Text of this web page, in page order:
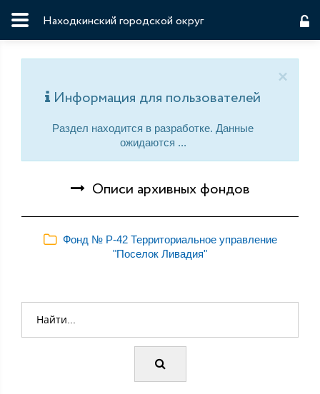
Находкинский городской округ
×
Информация для пользователей
Раздел находится в разработке. Данные
ожидаются ...
Описи архивных фондов
Фонд № Р-42 Территориальное управление
"Поселок Ливадия"